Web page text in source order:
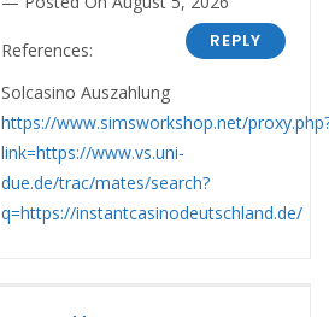
REPLY
References:
Solcasino Auszahlung
https://www.simsworkshop.net/
link=https://www.vs.uni-
due.de/trac/mates/search?
q=https://instantcasinodeutschland.de/